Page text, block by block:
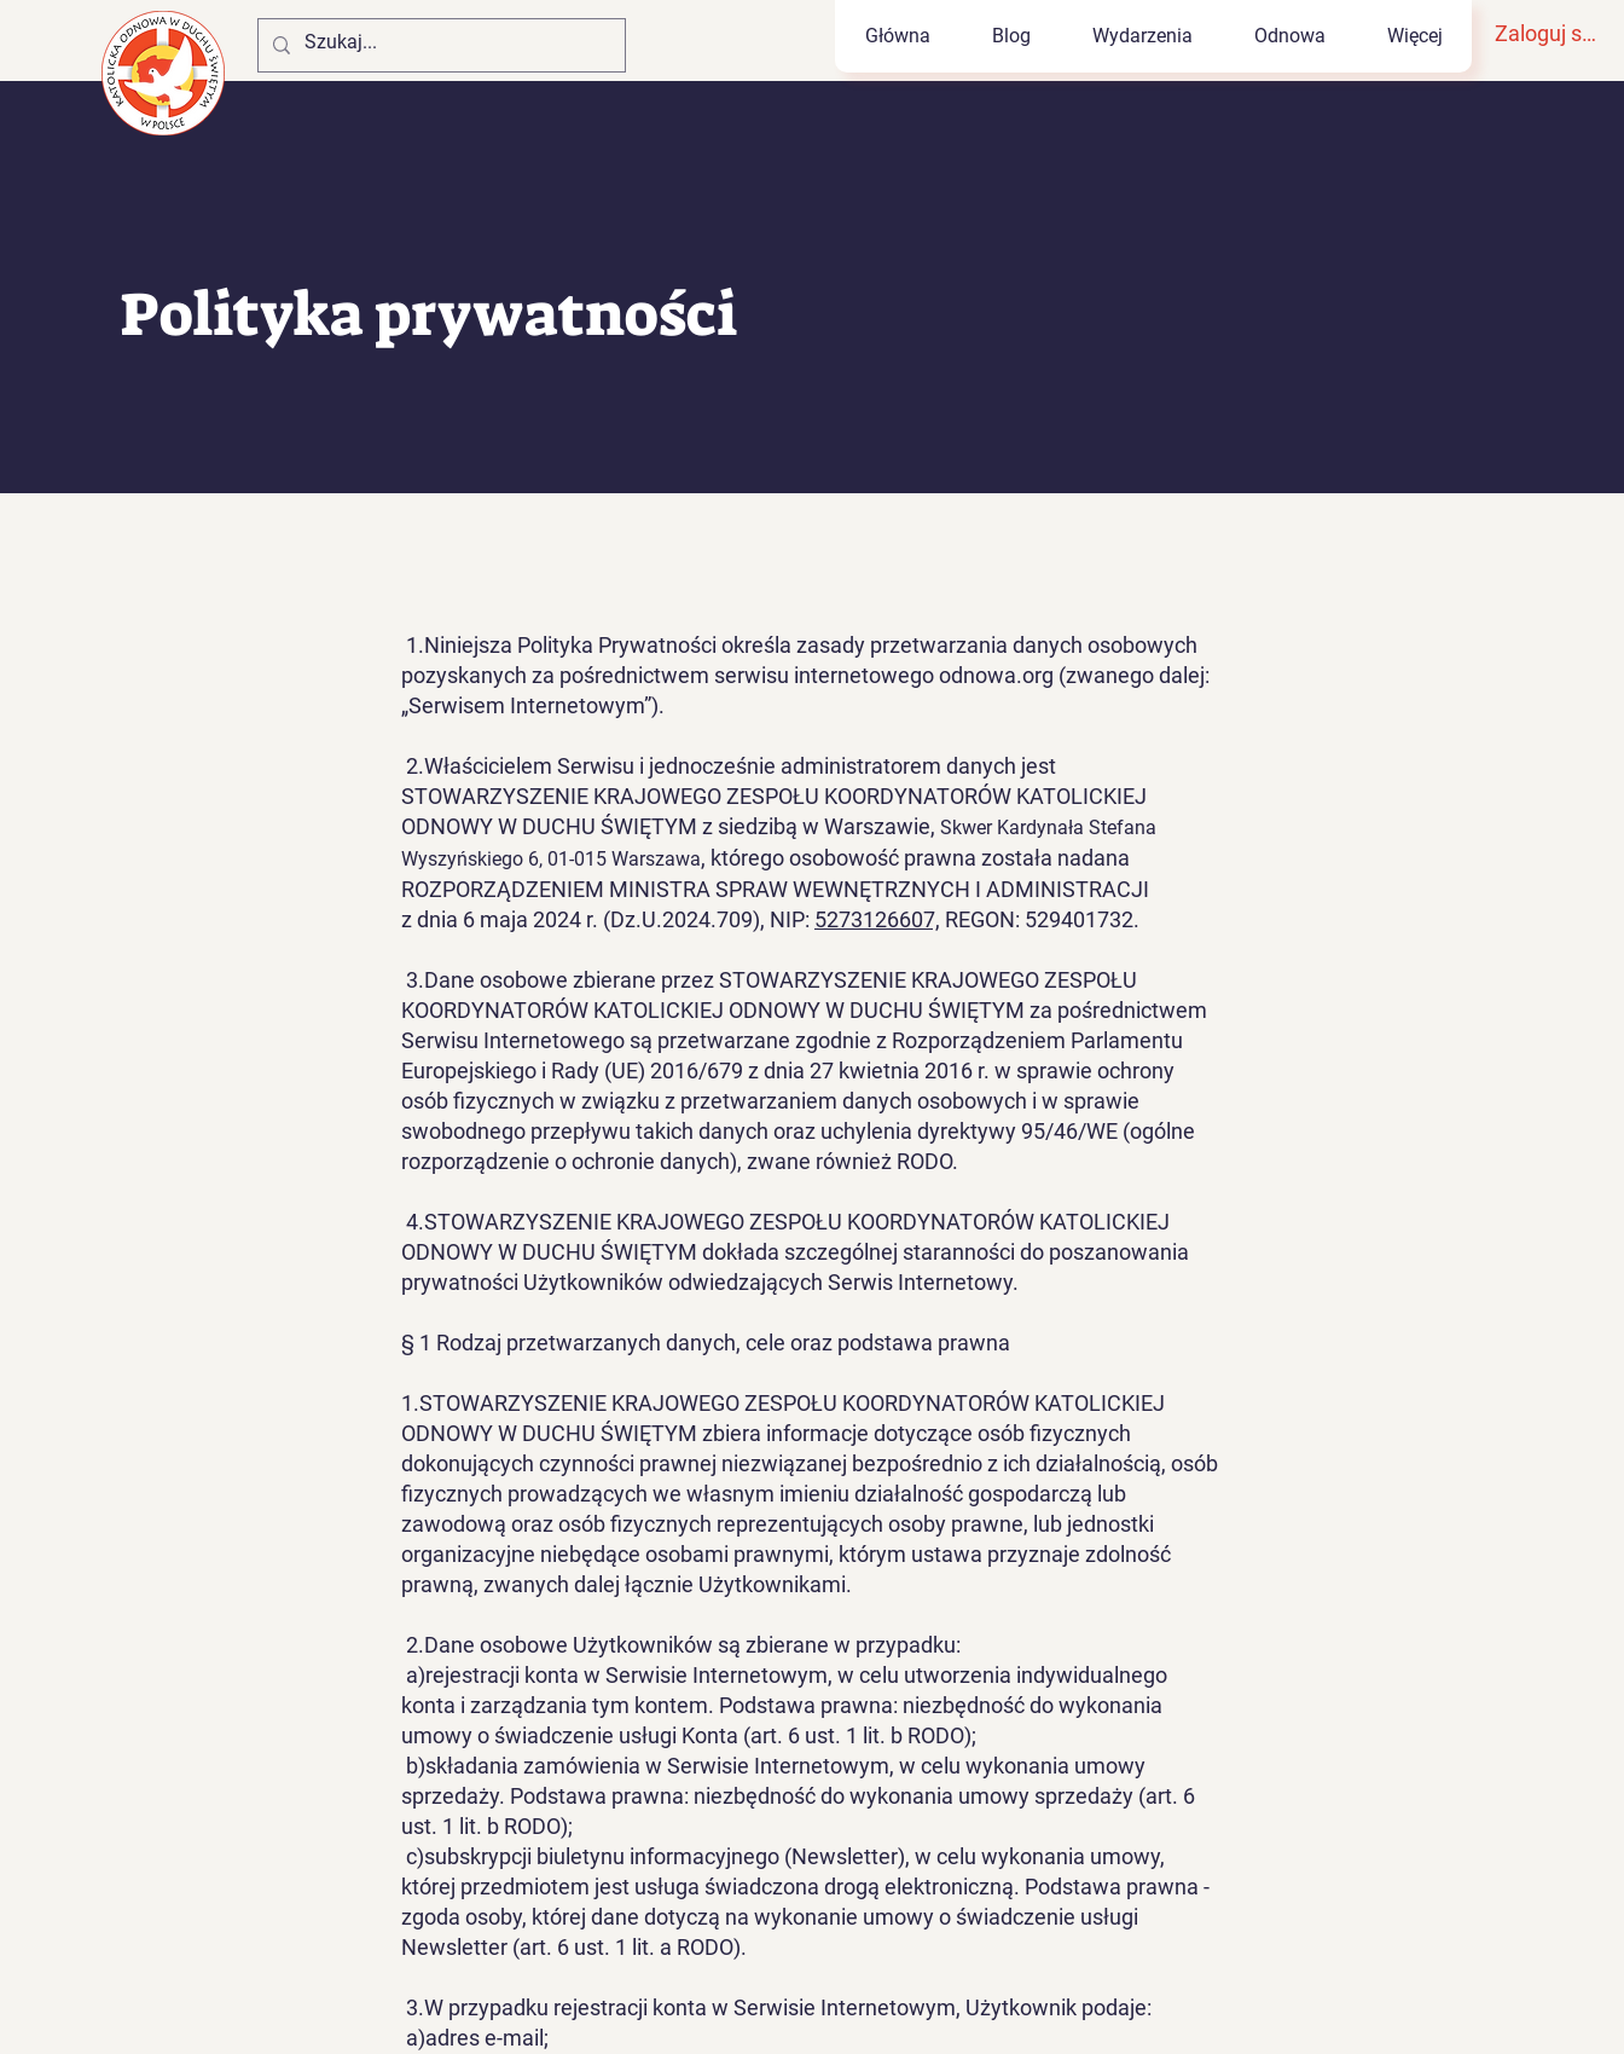
Główna Blog Wydarzenia Odnowa Więcej Zaloguj się
Polityka prywatności
​ 1.Niniejsza Polityka Prywatności określa zasady przetwarzania danych osobowych
pozyskanych za pośrednictwem serwisu internetowego odnowa.org (zwanego dalej:
„Serwisem Internetowym”).
2.Właścicielem Serwisu i jednocześnie administratorem danych jest
STOWARZYSZENIE KRAJOWEGO ZESPOŁU KOORDYNATORÓW KATOLICKIEJ
ODNOWY W DUCHU ŚWIĘTYM z siedzibą w Warszawie, Skwer Kardynała Stefana
Wyszyńskiego 6, 01-015 Warszawa, którego osobowość prawna została nadana
ROZPORZĄDZENIEM MINISTRA SPRAW WEWNĘTRZNYCH I ADMINISTRACJI
z dnia 6 maja 2024 r. (Dz.U.2024.709), NIP: 5273126607, REGON: 529401732.
3.Dane osobowe zbierane przez STOWARZYSZENIE KRAJOWEGO ZESPOŁU
KOORDYNATORÓW KATOLICKIEJ ODNOWY W DUCHU ŚWIĘTYM za pośrednictwem
Serwisu Internetowego są przetwarzane zgodnie z Rozporządzeniem Parlamentu
Europejskiego i Rady (UE) 2016/679 z dnia 27 kwietnia 2016 r. w sprawie ochrony
osób fizycznych w związku z przetwarzaniem danych osobowych i w sprawie
swobodnego przepływu takich danych oraz uchylenia dyrektywy 95/46/WE (ogólne
rozporządzenie o ochronie danych), zwane również RODO.
4.STOWARZYSZENIE KRAJOWEGO ZESPOŁU KOORDYNATORÓW KATOLICKIEJ
ODNOWY W DUCHU ŚWIĘTYM dokłada szczególnej staranności do poszanowania
prywatności Użytkowników odwiedzających Serwis Internetowy.
§ 1 Rodzaj przetwarzanych danych, cele oraz podstawa prawna
1.STOWARZYSZENIE KRAJOWEGO ZESPOŁU KOORDYNATORÓW KATOLICKIEJ
ODNOWY W DUCHU ŚWIĘTYM zbiera informacje dotyczące osób fizycznych
dokonujących czynności prawnej niezwiązanej bezpośrednio z ich działalnością, osób
fizycznych prowadzących we własnym imieniu działalność gospodarczą lub
zawodową oraz osób fizycznych reprezentujących osoby prawne, lub jednostki
organizacyjne niebędące osobami prawnymi, którym ustawa przyznaje zdolność
prawną, zwanych dalej łącznie Użytkownikami.
2.Dane osobowe Użytkowników są zbierane w przypadku:
a)rejestracji konta w Serwisie Internetowym, w celu utworzenia indywidualnego
konta i zarządzania tym kontem. Podstawa prawna: niezbędność do wykonania
umowy o świadczenie usługi Konta (art. 6 ust. 1 lit. b RODO);
b)składania zamówienia w Serwisie Internetowym, w celu wykonania umowy
sprzedaży. Podstawa prawna: niezbędność do wykonania umowy sprzedaży (art. 6
ust. 1 lit. b RODO);
c)subskrypcji biuletynu informacyjnego (Newsletter), w celu wykonania umowy,
której przedmiotem jest usługa świadczona drogą elektroniczną. Podstawa prawna -
zgoda osoby, której dane dotyczą na wykonanie umowy o świadczenie usługi
Newsletter (art. 6 ust. 1 lit. a RODO).
3.W przypadku rejestracji konta w Serwisie Internetowym, Użytkownik podaje:
a)adres e-mail;